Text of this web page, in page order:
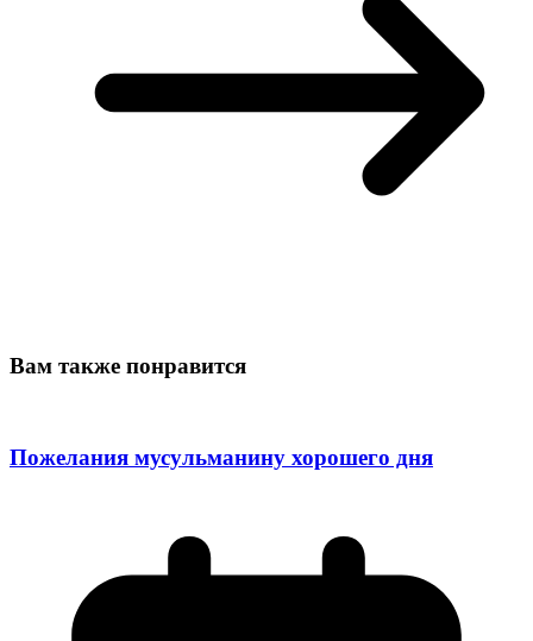
Вам также понравится
Пожелания мусульманину хорошего дня